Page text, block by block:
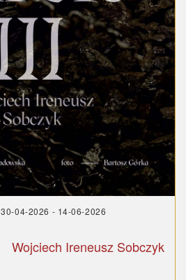
30-04-2026 - 14-06-2026
Wojciech Ireneusz Sobczyk